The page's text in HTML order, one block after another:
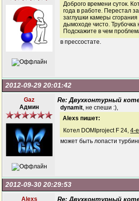
Доброго времени суток.
года в работе. Перестал
заглушки камеры сгорания
дымоходе чисто. Трубочка
Подскажите в чем
в прессостате.
2012-09-29 20:01:42
Gaz
Админ
Re: Двухконтурный
dynamit, не спеши :),
Alexs пишет:
Котел DOMIproject F 24, 4-
может быть лопасти
2012-09-30 20:29:53
Alexs
Re: Двухконтурный